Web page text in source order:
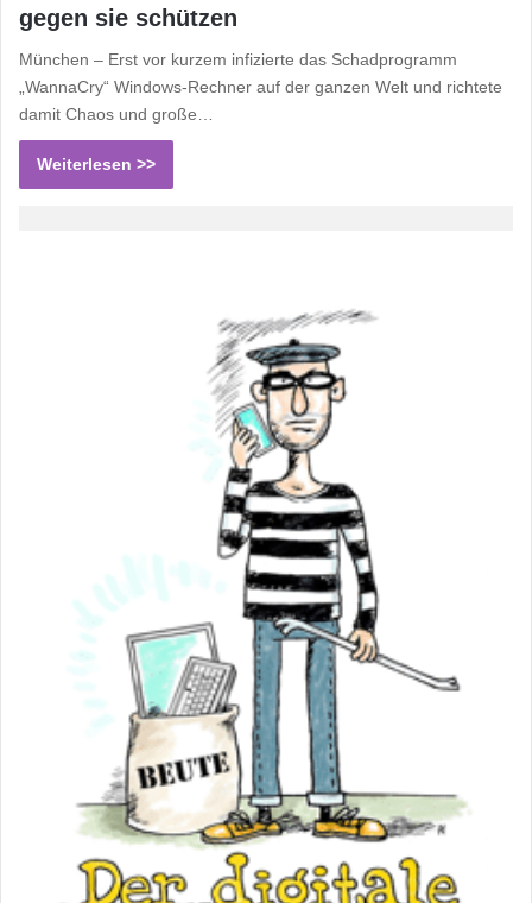
gegen sie schützen
München – Erst vor kurzem infizierte das Schadprogramm
„WannaCry“ Windows-Rechner auf der ganzen Welt und richtete
damit Chaos und große…
Weiterlesen >>